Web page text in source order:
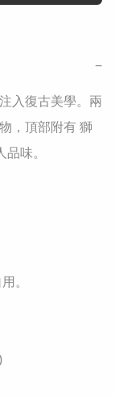
−
入復古美學。兩
，頂部附有 獅
味。
。